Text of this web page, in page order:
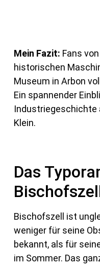
Mein Fazit: Fans
historischen
Museum in Arbon
Ein spannender
Industriegeschichte
Klein.
Das
Bischofszell ist
weniger für seine
bekannt, als für
im Sommer. Das